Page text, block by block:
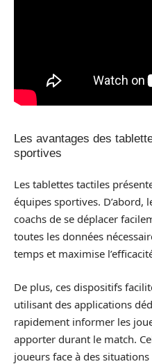
Les avantages des
sportives
Les tablettes tactiles
équipes sportives.
coachs de se déplacer
toutes les données
temps et maximise
De plus, ces dispositifs
utilisant des applications
rapidement informer les
apporter durant le match.
joueurs face à des